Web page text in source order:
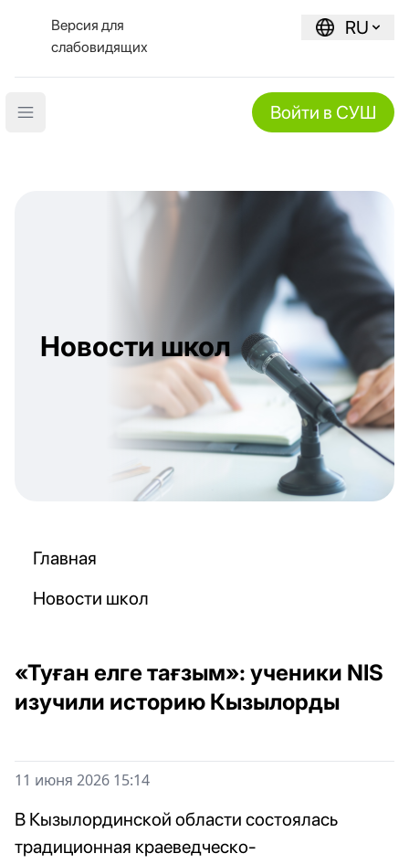
Версия для
слабовидящих
RU
Open main menu Войти в СУШ
Новости школ
Главная
Новости школ
«Туған елге тағзым»: ученики NIS
изучили историю Кызылорды
11 июня 2026 15:14
В Кызылординской области состоялась
традиционная краеведческо-